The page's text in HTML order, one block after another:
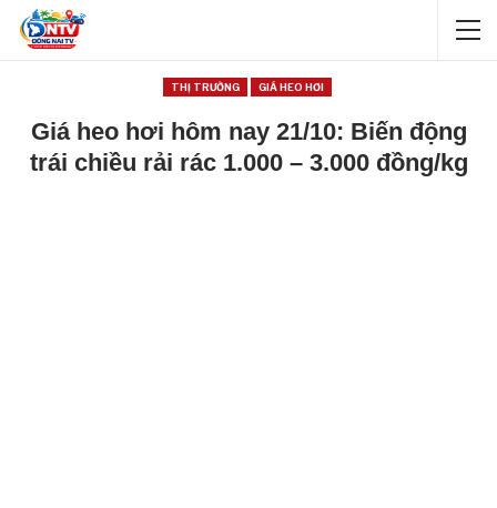
THỊ TRƯỜNG GIÁ HEO HƠI
Giá heo hơi hôm nay 21/10: Biến động
trái chiều rải rác 1.000 – 3.000 đồng/kg